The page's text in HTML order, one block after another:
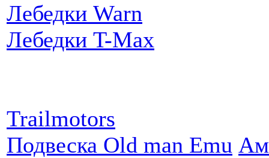
Лебедки Warn
Лебедки T-Max
Trailmotors
Подвеска Old man Emu